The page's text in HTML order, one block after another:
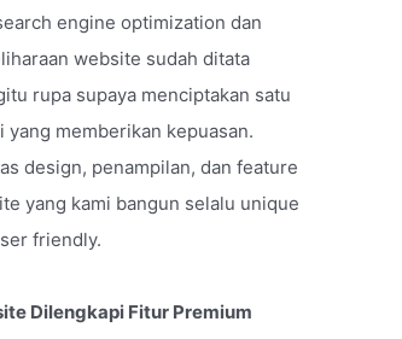
engine optimization dan
website sudah ditata
rupa supaya menciptakan satu
yang memberikan kepuasan.
design, penampilan, dan feature
yang kami bangun selalu unique
friendly.
Dilengkapi Fitur Premium